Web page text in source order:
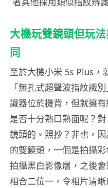
大機玩雙鏡頭但玩
同
至於大機小米 5s Plus，
「無孔式超聲波指紋識
識器位於機背，但就擁
是否十分熟口熟面呢？
鏡頭的。照抄？非也，
的雙鏡頭，一個是拍攝
拍攝黑白影像層，之後
相合二位一，令相片清